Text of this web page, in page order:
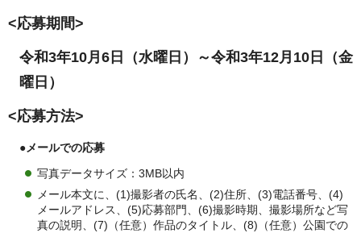
<応募期間>
令和3年10月6日（水曜日）～令和3年12月10日（金
曜日）
<応募方法>
●メールでの応募
写真データサイズ：3MB以内
メール本文に、(1)撮影者の氏名、(2)住所、(3)電話番号、(4)
メールアドレス、(5)応募部門、(6)撮影時期、撮影場所など写
真の説明、(7)（任意）作品のタイトル、(8)（任意）公園での